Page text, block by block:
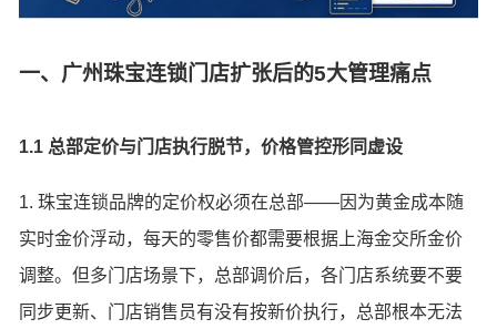
一、广州珠宝连锁门店扩张后的5大管理痛点
1.1 总部定价与门店执行脱节，价格管控形同虚设
1. 珠宝连锁品牌的定价权必须在总部——因为黄金成本随
实时金价浮动，每天的零售价都需要根据上海金交所金价
调整。但多门店场景下，总部调价后，各门店系统要不要
同步更新、门店销售员有没有按新价执行，总部根本无法